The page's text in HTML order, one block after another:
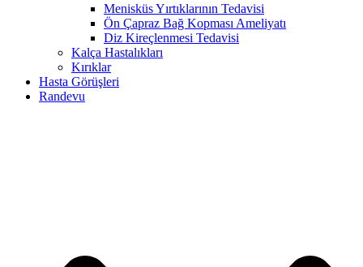
Menisküs Yırtıklarının Tedavisi
Ön Çapraz Bağ Kopması Ameliyatı
Diz Kireçlenmesi Tedavisi
Kalça Hastalıkları
Kırıklar
Hasta Görüşleri
Randevu